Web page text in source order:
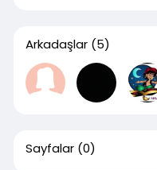
Arkadaşlar (5)
Sayfalar (0)